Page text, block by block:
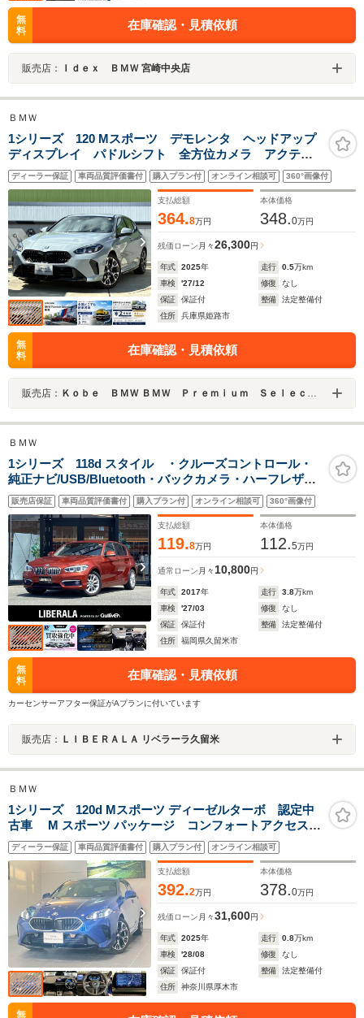
無
料
在庫確認・見積依頼
販売店： Ｉｄｅｘ ＢＭＷ 宮崎中央店
ＢＭＷ
1シリーズ 120 Mスポーツ デモレンタ ヘッドアップ
ディスプレイ パドルシフト 全方位カメラ アクティ
ブクルーズコントロール 電動トランク 禁煙車 純正
18インチアルミホイール シートヒーター アンビエン
トライト
ディーラー保証 車両品質評価書付 購入プラン付 オンライン相談可 360°画像付
支払総額
364.8万円
本体価格
348.0万円
残価ローン 月々26,300円
年式 2025年 走行 0.5万km
車検
'27/12 修復
なし
保証
保証付 整備
法定整備付
住所
兵庫県姫路市
無
料
在庫確認・見積依頼
販売店： Ｋｏｂｅ ＢＭＷ ＢＭＷ Ｐｒｅｍｉｕｍ Ｓｅｌｅｃｔｉｏｎ 姫路
ＢＭＷ
1シリーズ 118d スタイル ・クルーズコントロール・
純正ナビ/USB/Bluetooth・バックカメラ・ハーフレザー
シート・ドライブレコーダー・ミラー型ETC・純正
16AW・LEDライト・ブラインドスポット・レーンキープ
アシスト
販売店保証 車両品質評価書付 購入プラン付 オンライン相談可 360°画像付
支払総額
119.8万円
本体価格
112.5万円
通常ローン 月々 10,800円
年式 2017年 走行 3.8万km
車検
'27/03 修復
なし
保証
保証付 整備
法定整備付
住所
福岡県久留米市
無
料
在庫確認・見積依頼
カーセンサーアフター保証がAプランに付いています
販売店： ＬＩＢＥＲＡＬＡ リベラーラ久留米
ＢＭＷ
1シリーズ 120d Mスポーツ ディーゼルターボ 認定中
古車 M スポーツ パッケージ コンフォートアクセス
アダプティブ M サスペンション ドライビング アシスタ
ント プロフェッショナル パーク アシスト システム プ
ラス
ディーラー保証 車両品質評価書付 購入プラン付 オンライン相談可
支払総額
392.2万円
本体価格
378.0万円
残価ローン 月々31,600円
年式 2025年 走行 0.8万km
車検
'28/08 修復
なし
保証
保証付 整備
法定整備付
住所
神奈川県厚木市
無